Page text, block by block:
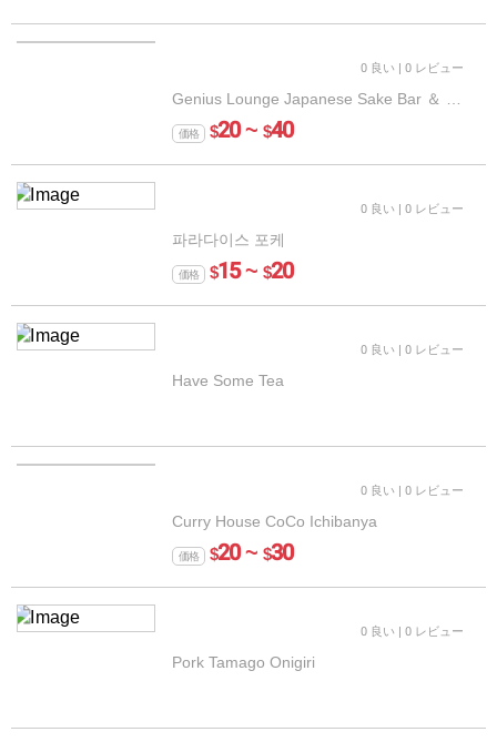
0 良い | 0 レビュー
価格 $20 ~$40
0 良い | 0 レビュー
파라다이스 포케
価格 $15 ~$20
0 良い | 0 レビュー
Have Some Tea
0 良い | 0 レビュー
Curry House CoCo Ichibanya
価格 $20 ~$30
0 良い | 0 レビュー
Pork Tamago Onigiri